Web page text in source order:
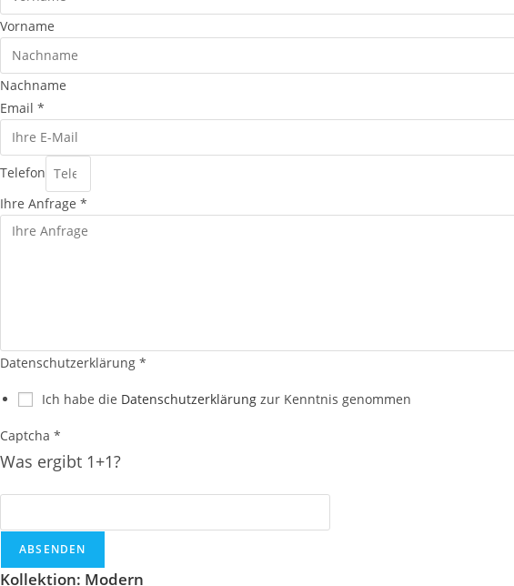
Vorname
Nachname
Email *
Telefon
Ihre Anfrage *
Datenschutzerklärung *
Ich habe die Datenschutzerklärung zur Kenntnis genommen
Captcha *
Was ergibt 1+1?
ABSENDEN
Kollektion: Modern